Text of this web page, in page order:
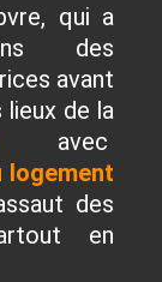
qui a
des
avant
lieux de la
avec
logement
des
en